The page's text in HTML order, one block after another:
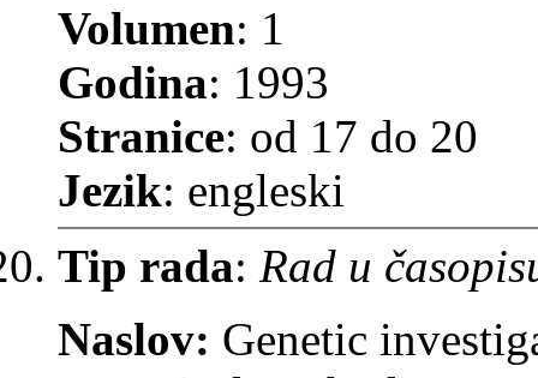
Volumen: 1
Godina: 1993
Stranice: od 17 do 20
Jezik: engleski
Tip rada: Rad u
Naslov: Genetic